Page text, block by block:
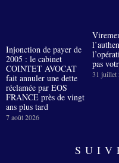
Injonction de payer de
2005 : le cabinet
COINTET AVOCAT
fait annuler une dette
réclamée par EOS
FRANCE près de vingt
ans plus tard
7 août 2026
pas
31 juillet